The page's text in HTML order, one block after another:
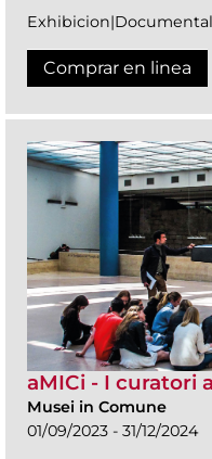
Exhibicion|Documental
Comprar en linea
aMICi - I curatori
Musei in Comune
01/09/2023 - 31/12/2024